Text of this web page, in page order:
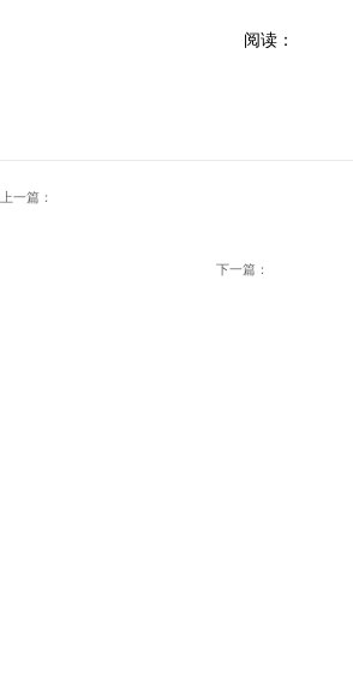
阅读：
上一篇：
下一篇：